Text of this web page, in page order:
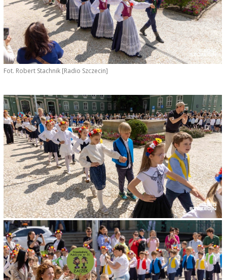
Fot. Robert Stachnik [Radio Szczecin]